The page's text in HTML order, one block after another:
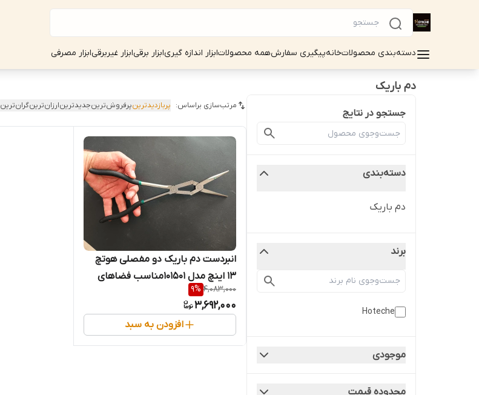
دسته‌بندی محصولاتخانهپیگیری سفارشهمه محصولاتابزار اندازه گیریابزار برقیابزار غیربرقیابزار مصرفی
دم باریک
جستجو در نتایج
دسته‌بندی
دم باریک
برند
Hoteche
موجودی
محدوده قیمت
مرتب‌سازی براساس: پربازدیدترینپرفروش‌ترینجدیدترینارزان‌ترینگران‌ترین
انبردست دم باریک دو مفصلی هوتچ
13 اینچ مدل 101501مناسب فضاهای
تنگ و کارهای ظریف
4,083,000
9%
3,692,000
افزودن به سبد